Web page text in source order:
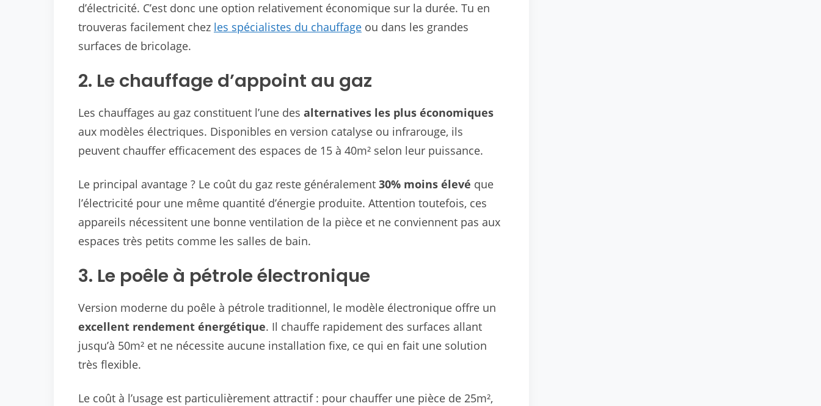
d’électricité. C’est donc une option relativement économique sur la durée. Tu en
trouveras facilement chez les spécialistes du chauffage ou dans les grandes
surfaces de bricolage.
2. Le chauffage d’appoint au gaz
Les chauffages au gaz constituent l’une des alternatives les plus économiques
aux modèles électriques. Disponibles en version catalyse ou infrarouge, ils
peuvent chauffer efficacement des espaces de 15 à 40m² selon leur puissance.
Le principal avantage ? Le coût du gaz reste généralement 30% moins élevé que
l’électricité pour une même quantité d’énergie produite. Attention toutefois, ces
appareils nécessitent une bonne ventilation de la pièce et ne conviennent pas aux
espaces très petits comme les salles de bain.
3. Le poêle à pétrole électronique
Version moderne du poêle à pétrole traditionnel, le modèle électronique offre un
excellent rendement énergétique. Il chauffe rapidement des surfaces allant
jusqu’à 50m² et ne nécessite aucune installation fixe, ce qui en fait une solution
très flexible.
Le coût à l’usage est particulièrement attractif : pour chauffer une pièce de 25m²,